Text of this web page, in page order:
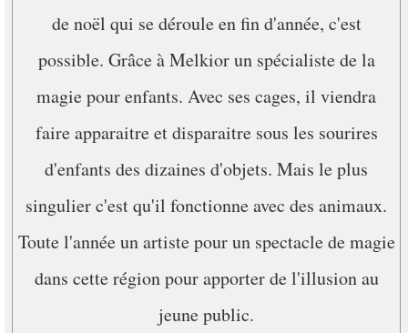
de noël qui se déroule en fin d'année, c'est
possible. Grâce à Melkior un spécialiste de la
magie pour enfants. Avec ses cages, il viendra
faire apparaitre et disparaitre sous les sourires
d'enfants des dizaines d'objets. Mais le plus
singulier c'est qu'il fonctionne avec des animaux.
Toute l'année un artiste pour un spectacle de magie
dans cette région pour apporter de l'illusion au
jeune public.